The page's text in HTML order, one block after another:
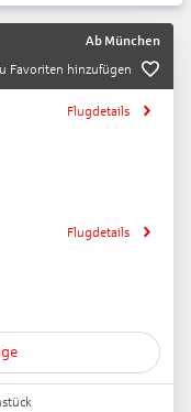
Ab München
Favoriten hinzufügen
Flugdetails
Flugdetails